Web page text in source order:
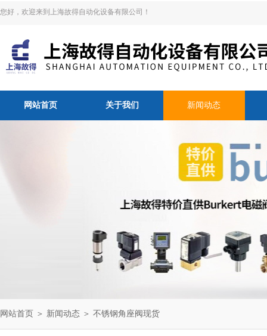
您好，欢迎来到上海故得自动化设备有限公司！
网站首页 关于我们 新闻动态
网站首页 ＞ 新闻动态 ＞ 不锈钢角座阀现货